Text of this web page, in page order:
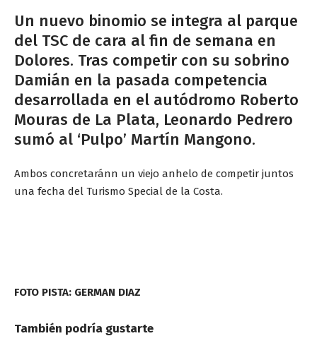
Un nuevo binomio se integra al parque
del TSC de cara al fin de semana en
Dolores. Tras competir con su sobrino
Damián en la pasada competencia
desarrollada en el autódromo Roberto
Mouras de La Plata, Leonardo Pedrero
sumó al ‘Pulpo’ Martín Mangono.
Ambos concretaránn un viejo anhelo de competir juntos
una fecha del Turismo Special de la Costa.
FOTO PISTA: GERMAN DIAZ
También podría gustarte